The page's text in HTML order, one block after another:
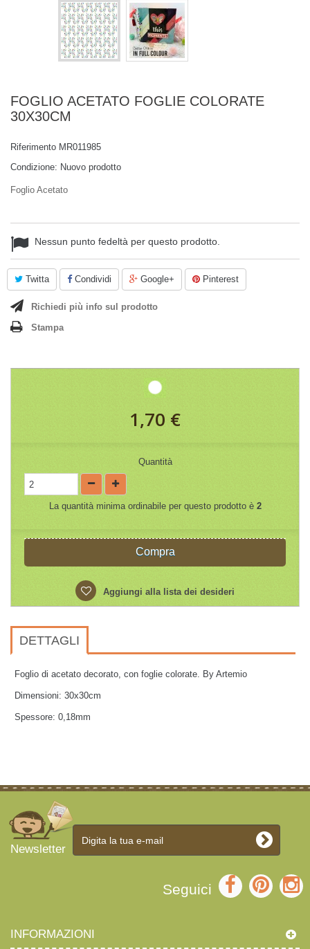
FOGLIO ACETATO FOGLIE COLORATE
30X30CM
Riferimento MR011985
Condizione: Nuovo prodotto
Foglio Acetato
Nessun punto fedeltà per questo prodotto.
Twitta Condividi Google+ Pinterest
Richiedi più info sul prodotto
Stampa
1,70 €
Quantità
La quantità minima ordinabile per questo prodotto è 2
Compra
Aggiungi alla lista dei desideri
DETTAGLI
Foglio di acetato decorato, con foglie colorate. By Artemio
Dimensioni: 30x30cm
Spessore: 0,18mm
Newsletter
Seguici
INFORMAZIONI